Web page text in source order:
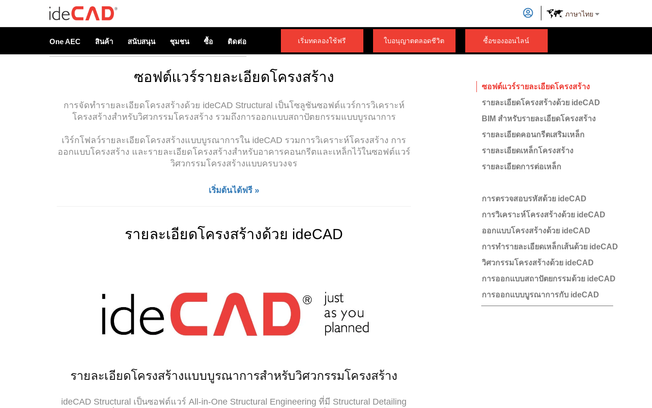
ภาษาไทย
One AEC สินค้า สนับสนุน ชุมชน ซื้อ ติดต่อ ซื้อของออนไลน์
ใบอนุญาตตลอดชีวิต
เริ่มทดลองใช้ฟรี
ซอฟต์แวร์รายละเอียดโครงสร้าง
การจัดทำรายละเอียดโครงสร้างด้วย ideCAD Structural เป็นโซลูชันซอฟต์แวร์การวิเคราะห์
โครงสร้างสำหรับวิศวกรรมโครงสร้าง รวมถึงการออกแบบสถาปัตยกรรมแบบบูรณาการ
เวิร์กโฟลว์รายละเอียดโครงสร้างแบบบูรณาการใน ideCAD รวมการวิเคราะห์โครงสร้าง การ
ออกแบบโครงสร้าง และรายละเอียดโครงสร้างสำหรับอาคารคอนกรีตและเหล็กไว้ในซอฟต์แวร์
วิศวกรรมโครงสร้างแบบครบวงจร
เริ่มต้นได้ฟรี »
รายละเอียดโครงสร้างด้วย ideCAD
รายละเอียดโครงสร้างแบบบูรณาการสำหรับวิศวกรรมโครงสร้าง
ideCAD Structural เป็นซอฟต์แวร์ All-in-One Structural Engineering ที่มี Structural Detailing
ซอฟต์แวร์รายละเอียดโครงสร้าง
รายละเอียดโครงสร้างด้วย ideCAD
BIM สำหรับรายละเอียดโครงสร้าง
รายละเอียดคอนกรีตเสริมเหล็ก
รายละเอียดเหล็กโครงสร้าง
รายละเอียดการต่อเหล็ก
การตรวจสอบรหัสด้วย ideCAD
การวิเคราะห์โครงสร้างด้วย ideCAD
ออกแบบโครงสร้างด้วย ideCAD
การทำรายละเอียดเหล็กเส้นด้วย ideCAD
วิศวกรรมโครงสร้างด้วย ideCAD
การออกแบบสถาปัตยกรรมด้วย ideCAD
การออกแบบบูรณาการกับ ideCAD